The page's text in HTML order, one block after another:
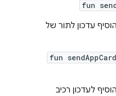
fun
עדכון לתור של
fun
לעדכון רכיב